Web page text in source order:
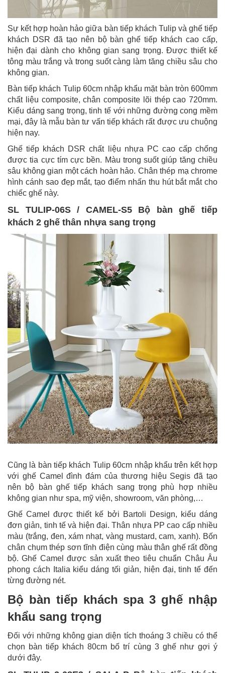
Sự kết hợp hoàn hảo giữa bàn tiếp khách Tulip và ghế tiếp
khách DSR đã tạo nên bộ bàn ghế tiếp khách cao cấp,
hiện đại dành cho không gian sang trọng. Được thiết kế
tông màu trắng và trong suốt càng làm tăng chiều sâu cho
không gian.
Bàn tiếp khách Tulip 60cm nhập khẩu mặt bàn tròn 600mm
chất liệu composite, chân composite lõi thép cao 720mm.
Kiểu dáng sang trọng, tinh tế với những đường cong mềm
mại, đây là mẫu bàn tư vấn tiếp khách rất được ưu chuộng
hiện nay.
Ghế tiếp khách DSR chất liệu nhựa PC cao cấp chống
được tia cực tím cực bền. Màu trong suốt giúp tăng chiều
sâu không gian một cách hoàn hảo. Chân thép mạ chrome
hình cánh sao đẹp mắt, tạo điểm nhấn thu hút bắt mắt cho
chiếc ghế này.
SL TULIP-06S / CAMEL-S5 Bộ bàn ghế tiếp
khách 2 ghế thân nhựa sang trọng
Cũng là bàn tiếp khách Tulip 60cm nhập khẩu trên kết hợp
với ghế Camel đình đám của thương hiệu Segis đã tạo
nên bộ bàn ghế tiếp khách sang trọng phù hợp nhiều
không gian như spa, mỹ viện, showroom, văn phòng,…
Ghế Camel được thiết kế bởi Bartoli Design, kiểu dáng
đơn giản, tinh tế và hiện đại. Thân nhựa PP cao cấp nhiều
màu (trắng, đen, xám nhạt, vàng mustard, cam, xanh). Bốn
chân chụm thép sơn tĩnh điện cùng màu thân ghế rất đồng
bộ. Ghế Camel được sản xuất theo tiêu chuẩn Châu Âu
phong cách Italia kiểu dáng tối giản, hiện đại, tinh tế đến
từng đường nét.
Bộ bàn tiếp khách spa 3 ghế nhập
khẩu sang trọng
Đối với những không gian diện tích thoáng 3 chiều có thể
chọn bàn tiếp khách 80cm bố trí cùng 3 ghế như gợi ý
dưới đây.